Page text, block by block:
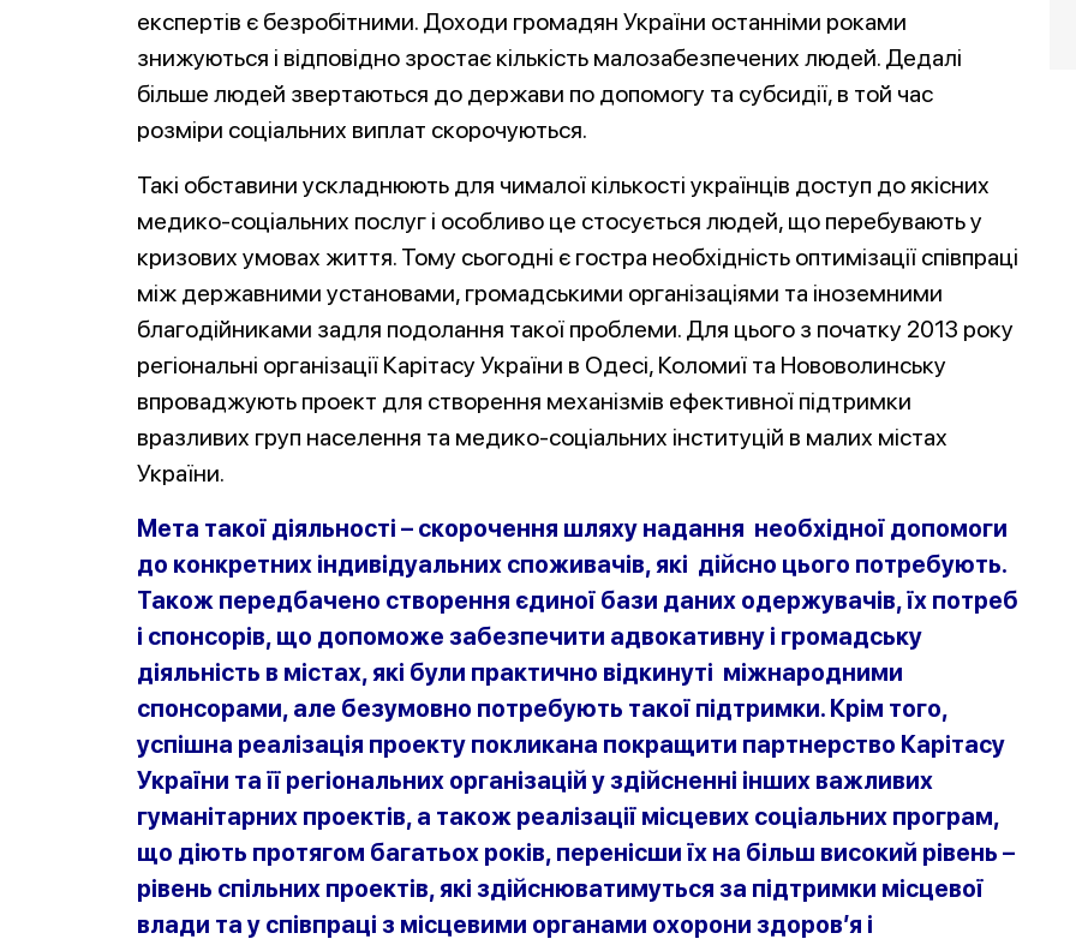
експертів є безробітними. Доходи громадян України останніми роками
знижуються і відповідно зростає кількість малозабезпечених людей. Дедалі
більше людей звертаються до держави по допомогу та субсидії, в той час
розміри соціальних виплат скорочуються.
Такі обставини ускладнюють для чималої кількості українців доступ до якісних
медико-соціальних послуг і особливо це стосується людей, що перебувають у
кризових умовах життя. Тому сьогодні є гостра необхідність оптимізації співпраці
між державними установами, громадськими організаціями та іноземними
благодійниками задля подолання такої проблеми. Для цього з початку 2013 року
регіональні організації Карітасу України в Одесі, Коломиї та Нововолинську
впроваджують проект для створення механізмів ефективної підтримки
вразливих груп населення та медико-соціальних інституцій в малих містах
України.
Мета такої діяльності – скорочення шляху надання необхідної допомоги
до конкретних індивідуальних споживачів, які дійсно цього потребують.
Також передбачено створення єдиної бази даних одержувачів, їх потреб
і спонсорів, що допоможе забезпечити адвокативну і громадську
діяльність в містах, які були практично відкинуті міжнародними
спонсорами, але безумовно потребують такої підтримки. Крім того,
успішна реалізація проекту покликана покращити партнерство Карітасу
України та її регіональних організацій у здійсненні інших важливих
гуманітарних проектів, а також реалізації місцевих соціальних програм,
що діють протягом багатьох років, перенісши їх на більш високий рівень –
рівень спільних проектів, які здійснюватимуться за підтримки місцевої
влади та у співпраці з місцевими органами охорони здоров’я і